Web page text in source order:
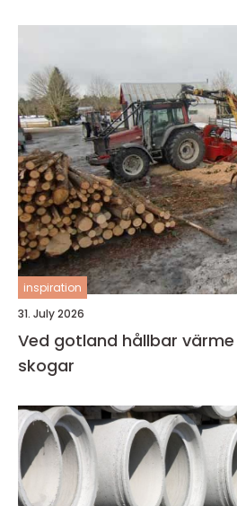
inspiration
31. July 2026
Ved gotland hållbar värme från öns egna
skogar